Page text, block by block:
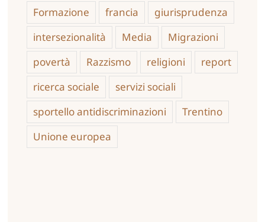
Formazione
francia
giurisprudenza
intersezionalità
Media
Migrazioni
povertà
Razzismo religioni
report
ricerca sociale
servizi sociali
sportello antidiscriminazioni
Trentino
Unione europea